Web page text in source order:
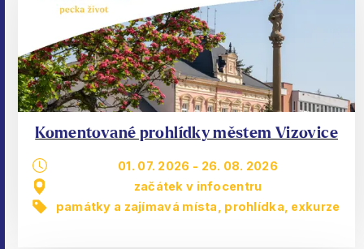
Komentované prohlídky městem Vizovice
01. 07. 2026 - 26. 08. 2026
začátek v infocentru
památky a zajímavá místa
prohlídka, exkurze